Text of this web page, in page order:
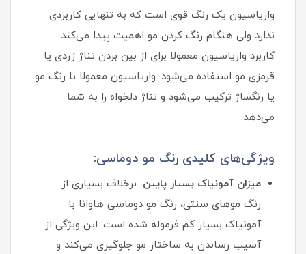
واریاسیون یک رنگ قوی است که به تنهایی کاربردی
ندارد ولی هنگام رنگ کردن مو اهمیت پیدا می‌کند.
کاربرد واریاسیون معمولا برای از بین بردن تناژ زردی یا
قرمزی مو استفاده می‌شود. واریاسیون معمولا با رنگ مو
یا رنگساژ ترکیب می‌شود و تناژ دلخواه را به شما
می‌دهد.
ویژگی‌های کلیدی رنگ مو دوماسی:
میزان آمونیاک بسیار پایین: برخلاف بسیاری از
رنگ موهای سنتی، رنگ مو دوماسی هاوانا با
آمونیاک بسیار کم فرموله شده است. این ویژگی از
آسیب رساندن به ساختار مو جلوگیری می‌کند و